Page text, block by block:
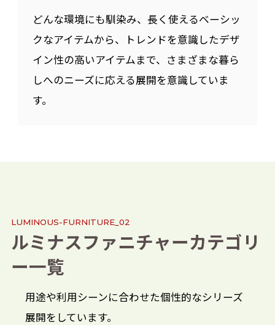
どんな環境にも馴染み、長く使えるベーシッ
クなアイテムから、トレンドを意識したデザ
イン性の高いアイテムまで、さまざまな暮ら
しへのニーズに応える展開を意識していま
す。
LUMINOUS-FURNITURE_ 02
ルミ ナスフ ァニチャーカテゴ リ
ー一覧
用途や利用シーンに合わせた個性的なシリーズ
展開をしています。